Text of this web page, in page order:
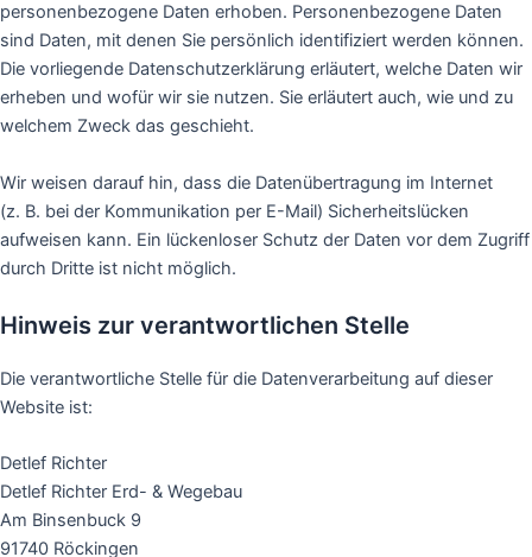
personenbezogene Daten erhoben. Personenbezogene Daten
sind Daten, mit denen Sie persönlich identifiziert werden können.
Die vorliegende Datenschutzerklärung erläutert, welche Daten wir
erheben und wofür wir sie nutzen. Sie erläutert auch, wie und zu
welchem Zweck das geschieht.
Wir weisen darauf hin, dass die Datenübertragung im Internet
(z. B. bei der Kommunikation per E-Mail) Sicherheitslücken
aufweisen kann. Ein lückenloser Schutz der Daten vor dem Zugriff
durch Dritte ist nicht möglich.
Hinweis zur verantwortlichen Stelle
Die verantwortliche Stelle für die Datenverarbeitung auf dieser
Website ist:
Detlef Richter
Detlef Richter Erd- & Wegebau
Am Binsenbuck 9
91740 Röckingen